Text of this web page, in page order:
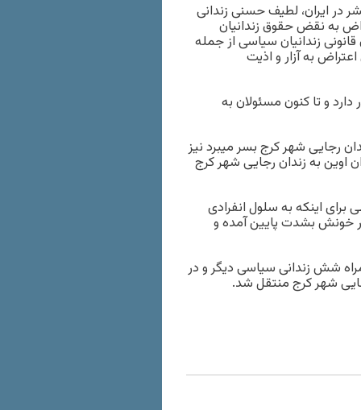
در ایران، لطیف حسنی زندانی
اردیبهشت ماه در اعتراض به نقض حقوق زندانیان
زندانیان سیاسی از جمله
به آزار و اذیت
و تا کنون مسئولان به
رجایی شهر کرج بسر میبرد نیز
۱۱ خرداد ماه در اعتراض به تبعیدش از بند ۳۵۰ زندان اوین به زندان رجایی شهر کرج
اینکه به سلول انفرادی
خونش بشدت پایین آمده و
از بند ۳۵۰ زندان اوین به همراه شش زندانی سیاسی دیگر و در